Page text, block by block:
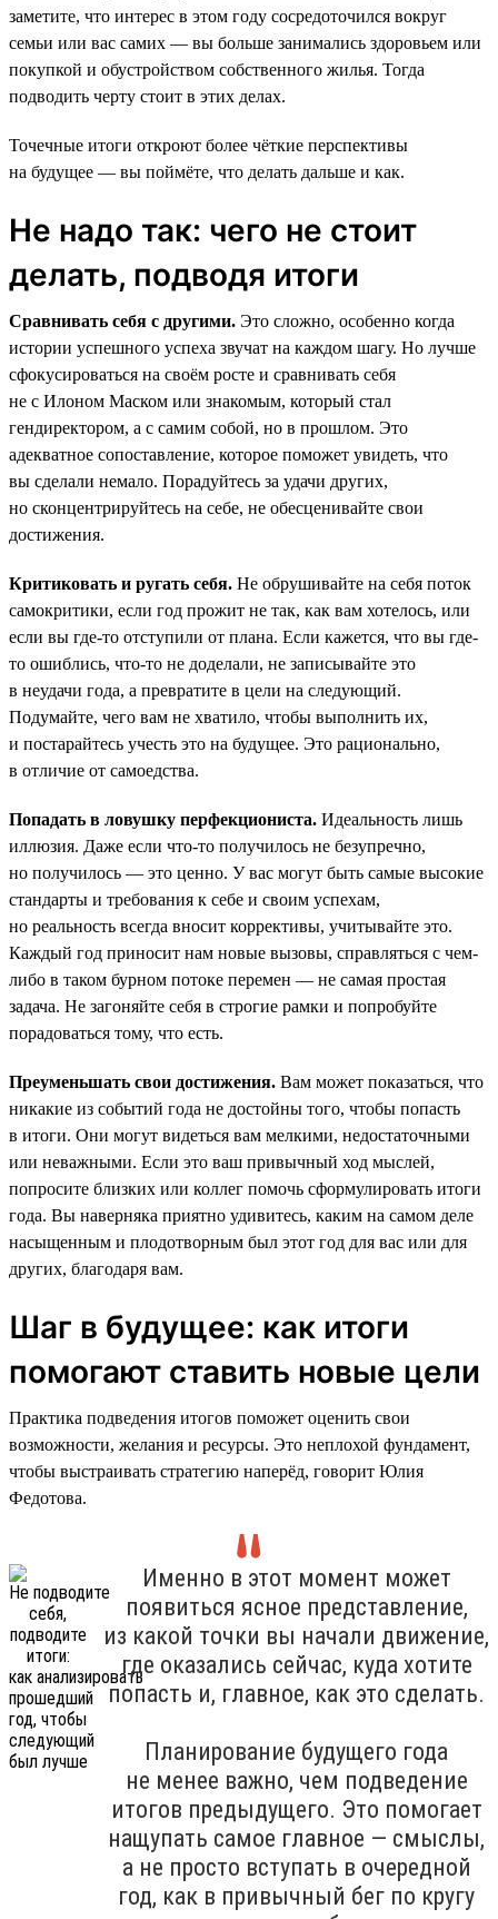
заметите, что интерес в этом году сосредоточился вокруг
семьи или вас самих — вы больше занимались здоровьем или
покупкой и обустройством собственного жилья. Тогда
подводить черту стоит в этих делах.
Точечные итоги откроют более чёткие перспективы
на будущее — вы поймёте, что делать дальше и как.
Не надо так: чего не стоит
делать, подводя итоги
Сравнивать себя с другими. Это сложно, особенно когда
истории успешного успеха звучат на каждом шагу. Но лучше
сфокусироваться на своём росте и сравнивать себя
не с Илоном Маском или знакомым, который стал
гендиректором, а с самим собой, но в прошлом. Это
адекватное сопоставление, которое поможет увидеть, что
вы сделали немало. Порадуйтесь за удачи других,
но сконцентрируйтесь на себе, не обесценивайте свои
достижения.
Критиковать и ругать себя. Не обрушивайте на себя поток
самокритики, если год прожит не так, как вам хотелось, или
если вы где-то отступили от плана. Если кажется, что вы где-
то ошиблись, что-то не доделали, не записывайте это
в неудачи года, а превратите в цели на следующий.
Подумайте, чего вам не хватило, чтобы выполнить их,
и постарайтесь учесть это на будущее. Это рационально,
в отличие от самоедства.
Попадать в ловушку перфекциониста. Идеальность лишь
иллюзия. Даже если что-то получилось не безупречно,
но получилось — это ценно. У вас могут быть самые высокие
стандарты и требования к себе и своим успехам,
но реальность всегда вносит коррективы, учитывайте это.
Каждый год приносит нам новые вызовы, справляться с чем-
либо в таком бурном потоке перемен — не самая простая
задача. Не загоняйте себя в строгие рамки и попробуйте
порадоваться тому, что есть.
Преуменьшать свои достижения. Вам может показаться, что
никакие из событий года не достойны того, чтобы попасть
в итоги. Они могут видеться вам мелкими, недостаточными
или неважными. Если это ваш привычный ход мыслей,
попросите близких или коллег помочь сформулировать итоги
года. Вы наверняка приятно удивитесь, каким на самом деле
насыщенным и плодотворным был этот год для вас или для
других, благодаря вам.
Шаг в будущее: как итоги
помогают ставить новые цели
Практика подведения итогов поможет оценить свои
возможности, желания и ресурсы. Это неплохой фундамент,
чтобы выстраивать стратегию наперёд, говорит Юлия
Федотова.
Именно в этот момент может
появиться ясное представление,
из какой точки вы начали движение,
где оказались сейчас, куда хотите
попасть и, главное, как это сделать.
Планирование будущего года
не менее важно, чем подведение
итогов предыдущего. Это помогает
нащупать самое главное — смыслы,
а не просто вступать в очередной
год, как в привычный бег по кругу